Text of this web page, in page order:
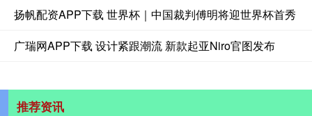
扬帆配资APP下载 世界杯｜中国裁判傅明将迎世界杯首秀
广瑞网APP下载 设计紧跟潮流 新款起亚Niro官图发布
推荐资讯